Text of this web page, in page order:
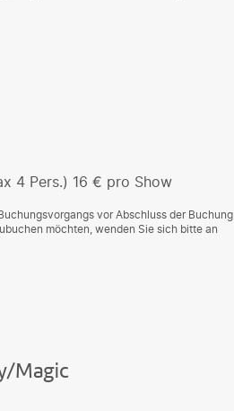
4 Pers.) 16 € pro Show
vor Abschluss der Buchung
möchten, wenden Sie sich bitte an
Magic